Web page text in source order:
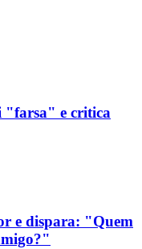
"farsa" e critica
e dispara: "Quem